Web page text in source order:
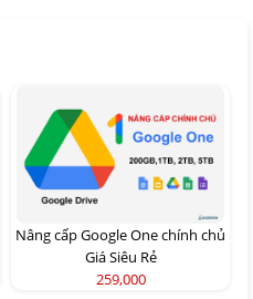
Nâng cấp Google One chính chủ
Giá Siêu Rẻ
259,000